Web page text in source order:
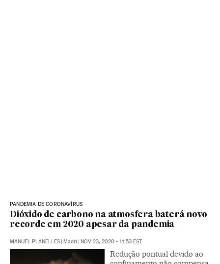
PANDEMIA DE CORONAVÍRUS
Dióxido de carbono na atmosfera baterá novo
recorde em 2020 apesar da pandemia
MANUEL PLANELLES | Madri | NOV 23, 2020 - 11:53 EST
Redução pontual devido ao